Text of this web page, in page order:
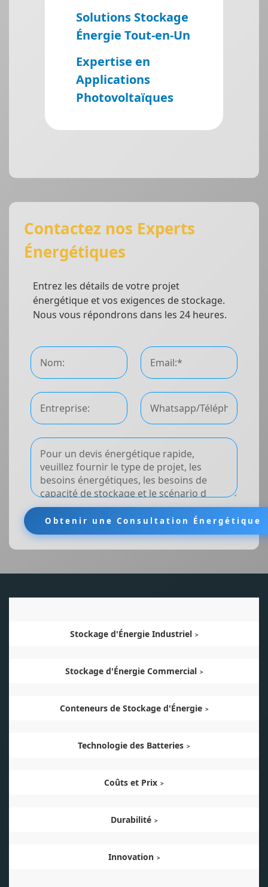
Solutions Stockage
Énergie Tout-en-Un
Expertise en
Applications
Photovoltaïques
Contactez nos Experts
Énergétiques
Entrez les détails de votre projet
énergétique et vos exigences de stockage.
Nous vous répondrons dans les 24 heures.
Stockage d'Énergie Industriel
Stockage d'Énergie Commercial
Conteneurs de Stockage d'Énergie
Technologie des Batteries
Coûts et Prix
Durabilité
Innovation